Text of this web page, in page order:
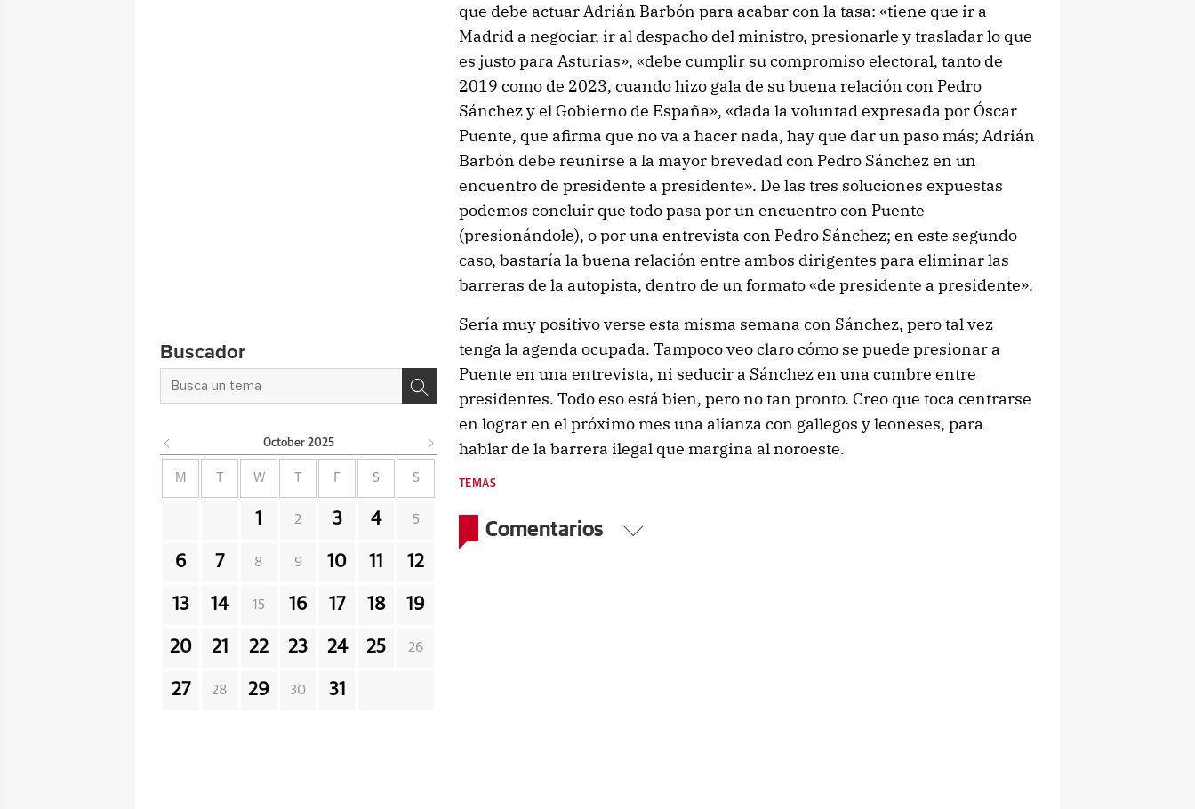
que debe actuar Adrián Barbón para acabar con la tasa: «tiene que ir a
Madrid a negociar, ir al despacho del ministro, presionarle y trasladar lo que
es justo para Asturias», «debe cumplir su compromiso electoral, tanto de
2019 como de 2023, cuando hizo gala de su buena relación con Pedro
Sánchez y el Gobierno de España», «dada la voluntad expresada por Óscar
Puente, que afirma que no va a hacer nada, hay que dar un paso más; Adrián
Barbón debe reunirse a la mayor brevedad con Pedro Sánchez en un
encuentro de presidente a presidente». De las tres soluciones expuestas
podemos concluir que todo pasa por un encuentro con Puente
(presionándole), o por una entrevista con Pedro Sánchez; en este segundo
caso, bastaría la buena relación entre ambos dirigentes para eliminar las
barreras de la autopista, dentro de un formato «de presidente a presidente».
Sería muy positivo verse esta misma semana con Sánchez, pero tal vez
tenga la agenda ocupada. Tampoco veo claro cómo se puede presionar a
Puente en una entrevista, ni seducir a Sánchez en una cumbre entre
presidentes. Todo eso está bien, pero no tan pronto. Creo que toca centrarse
en lograr en el próximo mes una alianza con gallegos y leoneses, para
hablar de la barrera ilegal que margina al noroeste.
TEMAS
Comentarios
Buscador
October 2025
M W F S S
1 2 3 4 5
6 7 8 9 10 11 12
13 14 15 16 17 18 19
20 21 22 23 24 25 26
27 28 29 30 31